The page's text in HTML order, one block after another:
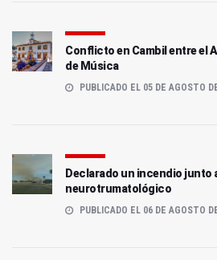
Conflicto en Cambil entre el
de Música
PUBLICADO EL 05 DE AGOSTO
Declarado un incendio junto
neurotrumatológico
PUBLICADO EL 06 DE AGOSTO